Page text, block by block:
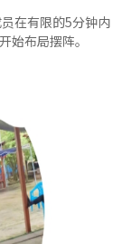
在有限的5分钟内
始布局摆阵。